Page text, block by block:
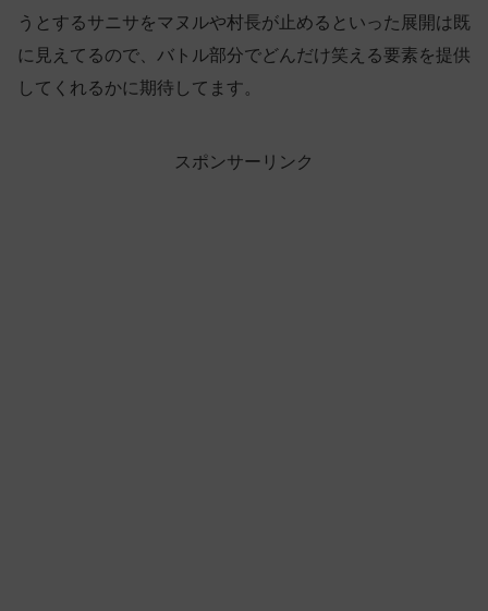
うとするサニサをマヌルや村長が止めるといった展開は既
に見えてるので、バトル部分でどんだけ笑える要素を提供
してくれるかに期待してます。
スポンサーリンク